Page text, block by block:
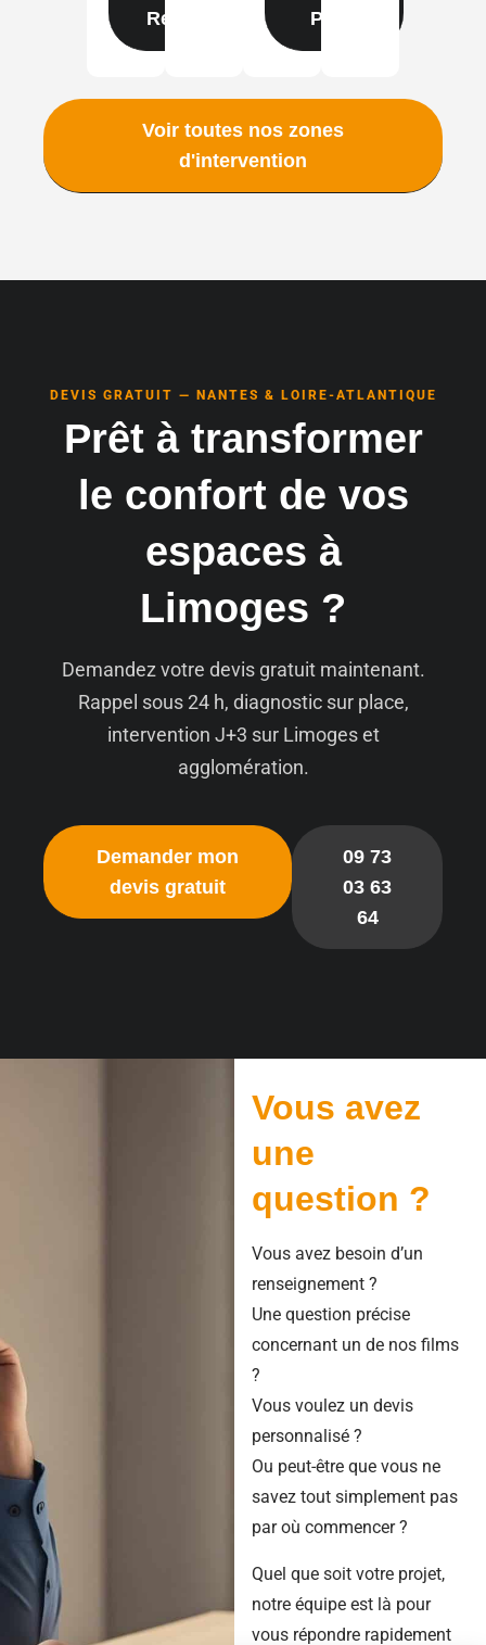
Rennes
Paris
Voir toutes nos zones
d'intervention
DEVIS GRATUIT — NANTES & LOIRE-ATLANTIQUE
Prêt à transformer
le confort de vos
espaces à
Limoges ?
Demandez votre devis gratuit maintenant.
Rappel sous 24 h, diagnostic sur place,
intervention J+3 sur Limoges et
agglomération.
Demander mon
devis gratuit
09 73
03 63
64
Vous avez
une
question ?
Vous avez besoin d’un
renseignement ?
Une question précise
concernant un de nos films
?
Vous voulez un devis
personnalisé ?
Ou peut-être que vous ne
savez tout simplement pas
par où commencer ?
Quel que soit votre projet,
notre équipe est là pour
vous répondre rapidement